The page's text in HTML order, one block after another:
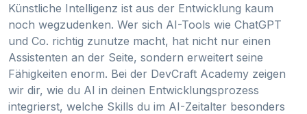
Künstliche Intelligenz ist aus der Entwicklung kaum
noch wegzudenken. Wer sich AI-Tools wie ChatGPT
und Co. richtig zunutze macht, hat nicht nur einen
Assistenten an der Seite, sondern erweitert seine
Fähigkeiten enorm. Bei der DevCraft Academy zeigen
wir dir, wie du AI in deinen Entwicklungsprozess
integrierst, welche Skills du im AI-Zeitalter besonders